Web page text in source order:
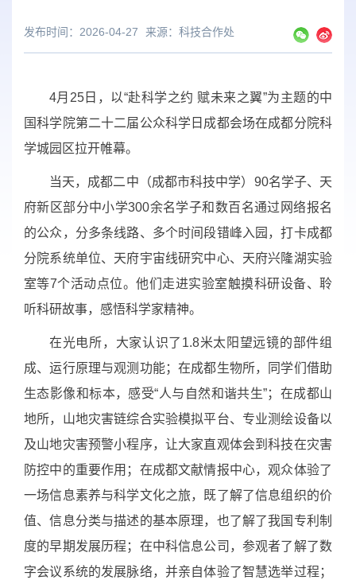
发布时间：2026-04-27 来源： 科技合作处
4月25日，以“赴科学之约 赋未来之翼”为主题的中
国科学院第二十二届公众科学日成都会场在成都分院科
学城园区拉开帷幕。
当天，成都二中（成都市科技中学）90名学子、天
府新区部分中小学300余名学子和数百名通过网络报名
的公众，分多条线路、多个时间段错峰入园，打卡成都
分院系统单位、天府宇宙线研究中心、天府兴隆湖实验
室等7个活动点位。他们走进实验室触摸科研设备、聆
听科研故事，感悟科学家精神。
在光电所，大家认识了1.8米太阳望远镜的部件组
成、运行原理与观测功能；在成都生物所，同学们借助
生态影像和标本，感受“人与自然和谐共生”；在成都山
地所，山地灾害链综合实验模拟平台、专业测绘设备以
及山地灾害预警小程序，让大家直观体会到科技在灾害
防控中的重要作用；在成都文献情报中心，观众体验了
一场信息素养与科学文化之旅，既了解了信息组织的价
值、信息分类与描述的基本原理，也了解了我国专利制
度的早期发展历程；在中科信息公司，参观者了解了数
字会议系统的发展脉络，并亲自体验了智慧选举过程；